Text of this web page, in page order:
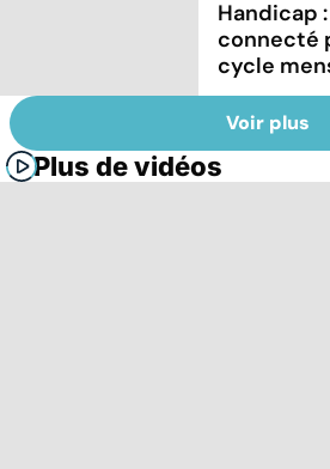
Handicap
connecté
cycle
Voir plus
Plus de vidéos